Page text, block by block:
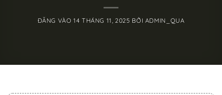
ĐĂNG VÀO14 THÁNG 11, 2025 BỞI ADMIN_QUA